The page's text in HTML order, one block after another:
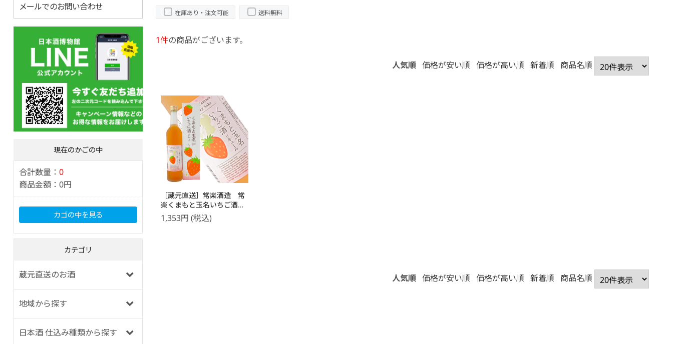
メールでのお問い合わせ
現在のかごの中
合計数量： 0
商品金額： 0円
カゴの中を見る
カテゴリ
蔵元直送のお酒
地域から探す
日本酒 仕込み種類から探す
在庫あり・注文可能 送料無料
1件の商品がございます。
人気順 価格が安い順 価格が高い順 新着順 商品名順
［蔵元直送］常楽酒造 常
楽くまもと玉名いちご酒
500ml
1,353円 (税込)
人気順 価格が安い順 価格が高い順 新着順 商品名順